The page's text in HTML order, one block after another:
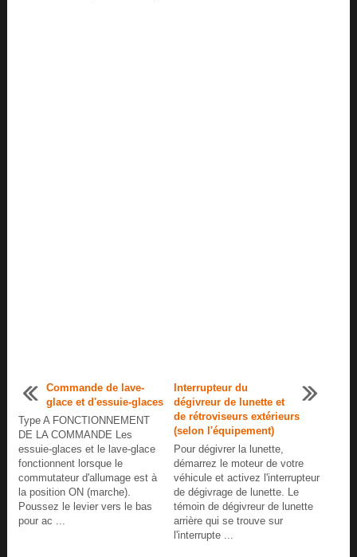
Commande de lave-
glace et d'essuie-glaces
Type A FONCTIONNEMENT
DE LA COMMANDE Les
essuie-glaces et le lave-glace
fonctionnent lorsque le
commutateur d'allumage est à
la position ON (marche).
Poussez le levier vers le bas
pour ac ...
Interrupteur du
dégivreur de lunette et
de rétroviseurs extérieurs
(selon l'équipement)
Pour dégivrer la lunette,
démarrez le moteur de votre
véhicule et activez l'interrupteur
de dégivrage de lunette. Le
témoin de dégivreur de lunette
arrière qui se trouve sur
l'interrupte ...